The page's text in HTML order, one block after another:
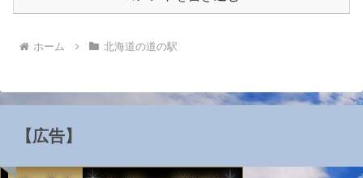
ホーム 北海道の道の駅
【広告】